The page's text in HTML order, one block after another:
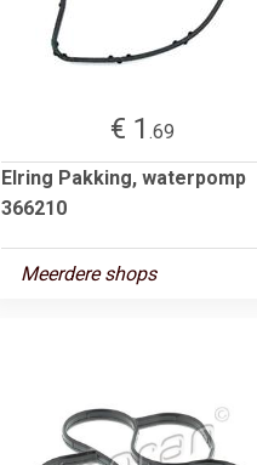
€ 1 .69
Elring Pakking, waterpomp
366210
Meerdere shops